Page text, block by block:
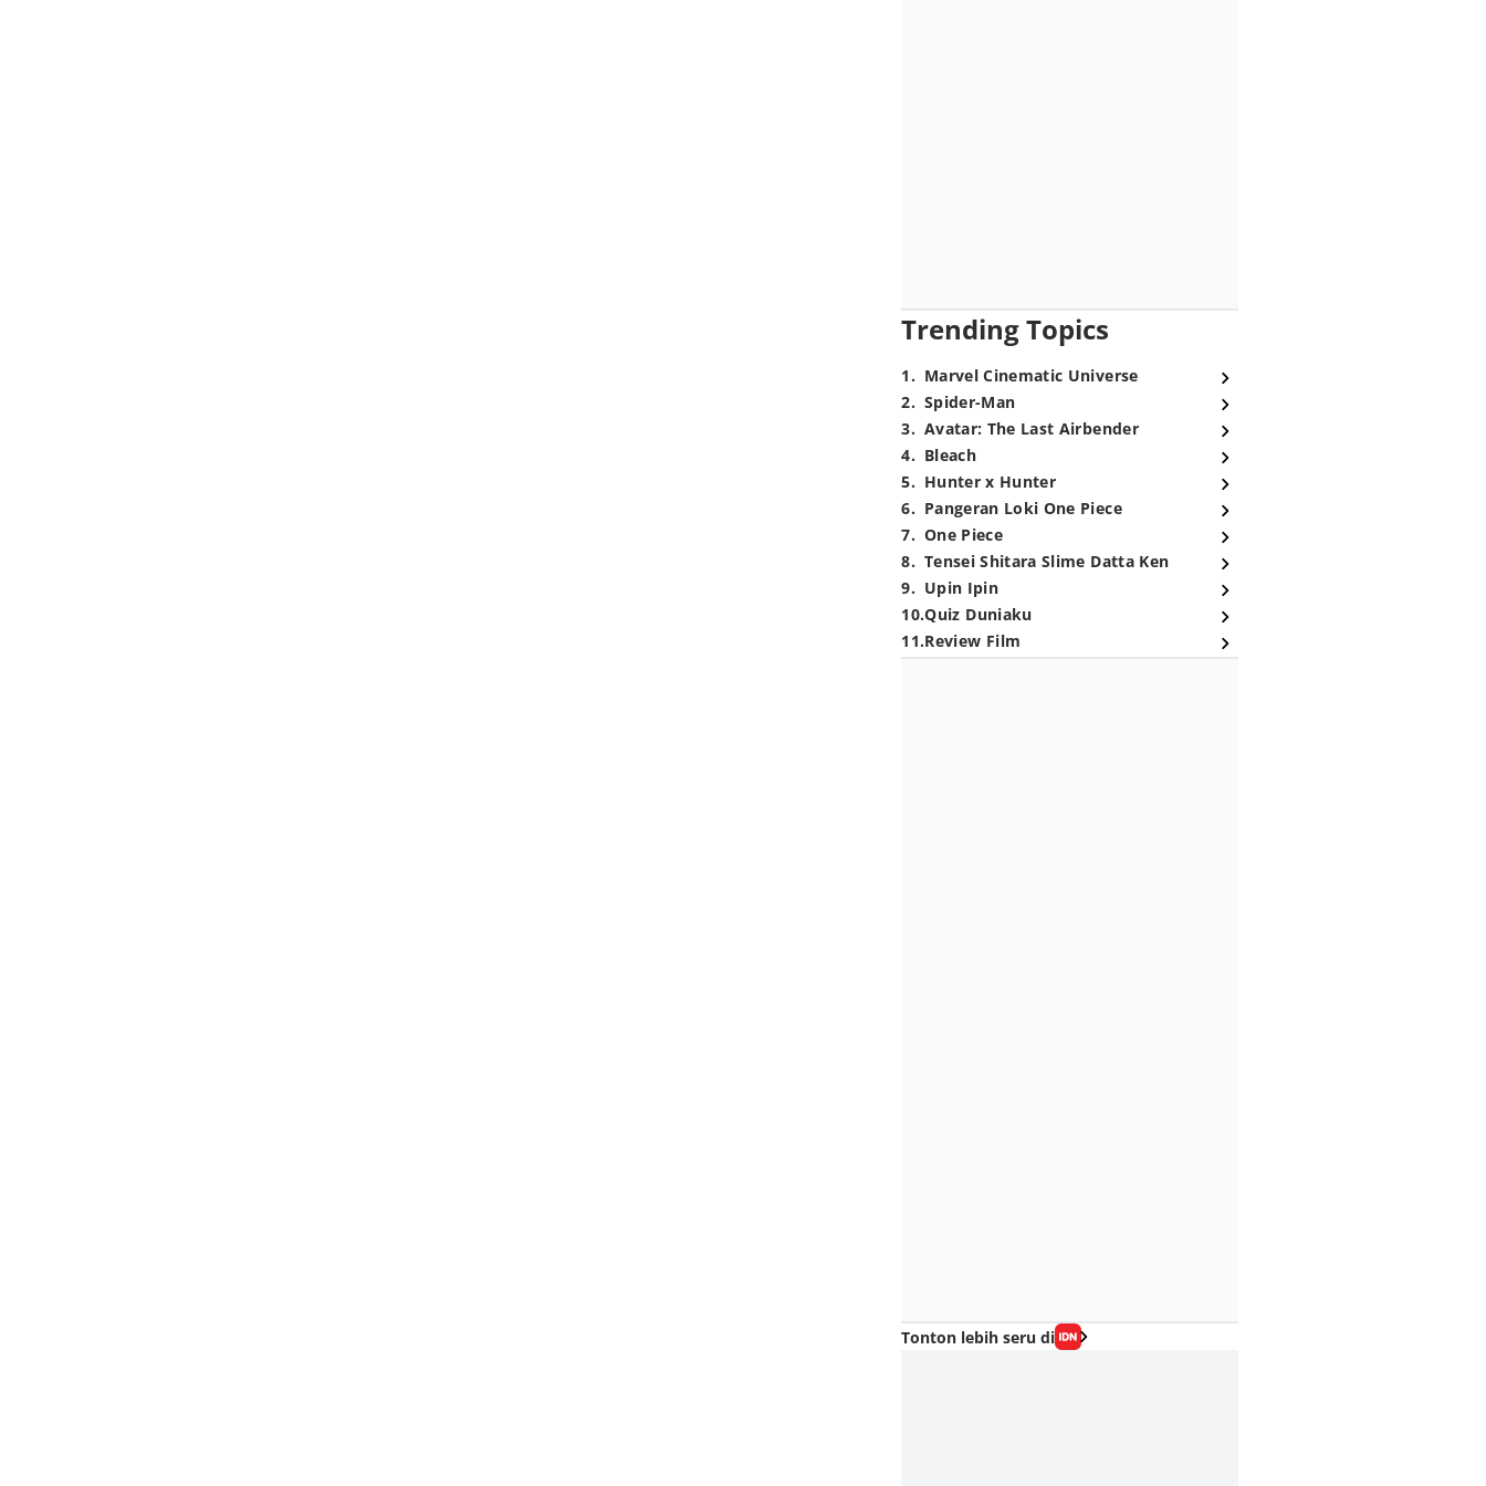
Trending Topics
1. Marvel Cinematic Universe
2. Spider-Man
3. Avatar: The Last Airbender
4. Bleach
5. Hunter x Hunter
6. Pangeran Loki One Piece
7. One Piece
8. Tensei Shitara Slime Datta Ken
9. Upin Ipin
10.Quiz Duniaku
11.Review Film
Tonton lebih seru di